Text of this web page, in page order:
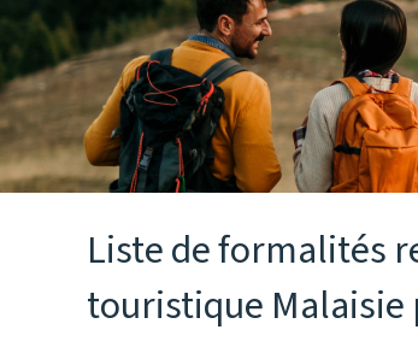
Liste de formalités
touristique